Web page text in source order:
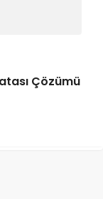
Çözümü